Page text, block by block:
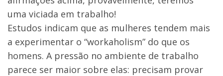
uma viciada em trabalho!
Estudos indicam que as mulheres tendem mais
a experimentar o “workaholism” do que os
homens. A pressão no ambiente de trabalho
parece ser maior sobre elas: precisam provar